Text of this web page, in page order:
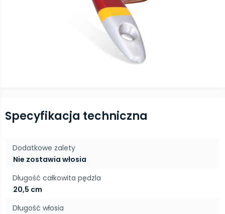
Specyfikacja techniczna
Dodatkowe zalety
Nie zostawia włosia
Długość całkowita pędzla
20,5 cm
Długość włosia